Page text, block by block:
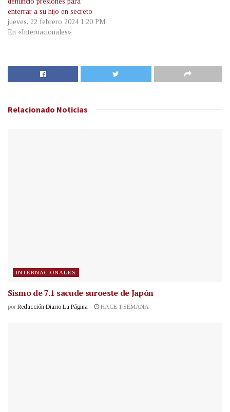
enterrar a su hijo en secreto
jueves, 22 febrero 2024 1:20 PM
En «Internacionales»
Relacionado Noticias
INTERNACIONALES
Sismo de 7.1 sacude suroeste de Japón
por Redacción Diario La Página HACE 1 SEMANA